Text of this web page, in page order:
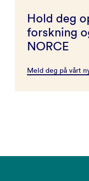
Hold deg
forskning
NORCE
Meld deg på vårt